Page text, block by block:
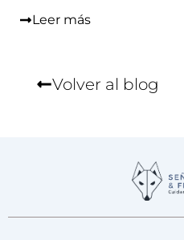
Leer más
Volver al blog